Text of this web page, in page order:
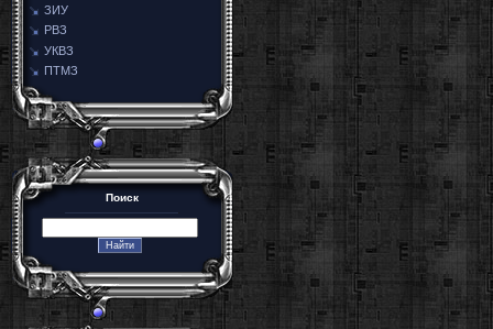
ЗИУ
РВЗ
УКВЗ
ПТМЗ
Поиск